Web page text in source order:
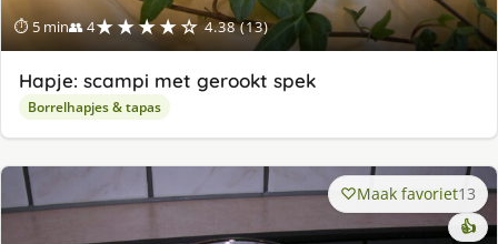
⏱ 5 min👥 4★★★★☆ 4.38 (13)
Hapje: scampi met gerookt spek
Borrelhapjes & tapas
Maak favoriet13
👍